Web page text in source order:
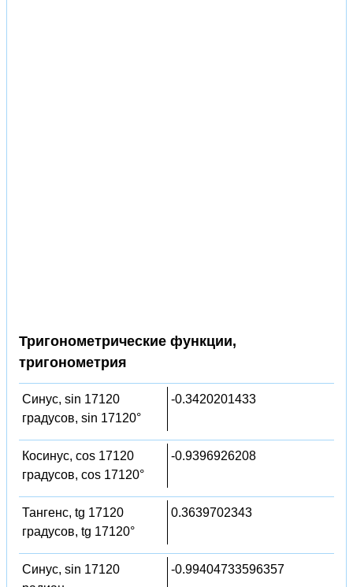
Тригонометрические функции,
тригонометрия
Синус, sin 17120
градусов, sin 17120°
-0.3420201433
Косинус, cos 17120
градусов, cos 17120°
-0.9396926208
Тангенс, tg 17120
градусов, tg 17120°
0.3639702343
Синус, sin 17120
-0.99404733596357